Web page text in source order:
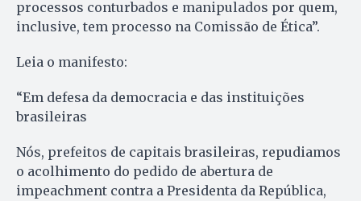
processos conturbados e manipulados por quem,
inclusive, tem processo na Comissão de Ética”.
Leia o manifesto:
“Em defesa da democracia e das instituições
brasileiras
Nós, prefeitos de capitais brasileiras, repudiamos
o acolhimento do pedido de abertura de
impeachment contra a Presidenta da República,